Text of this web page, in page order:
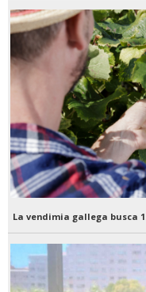
La vendimia gallega busca